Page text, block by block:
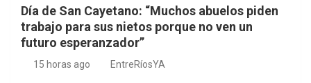
Día de San Cayetano: “Muchos abuelos piden
trabajo para sus nietos porque no ven un
futuro esperanzador”
15 horas ago EntreRíosYA